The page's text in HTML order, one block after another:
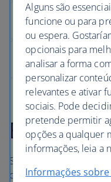
Entrar
Se efetuou a reserva
contactar-nos utilizando
Alguns são
funcione ou para
ou espera.
opcionais para
analisar a forma
personalizar
relevantes e ativar
sociais. Pode
pretende permitir
opções a qualquer
informações, leia a
Informações sobre